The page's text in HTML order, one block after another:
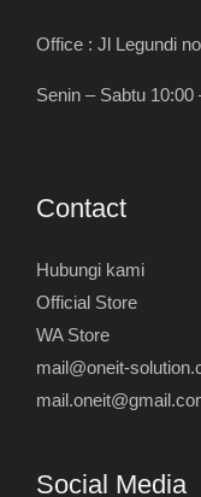
Office : Jl Legundi
Senin – Sabtu 10:00
Contact
Hubungi kami
Official Store
WA Store
mail@oneit-
Social Media